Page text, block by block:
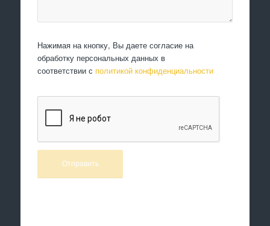
Нажимая на кнопку, Вы даете согласие на
обработку персональных данных в
соответствии с политикой конфиденциальности